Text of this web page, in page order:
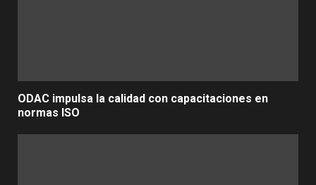
ODAC impulsa la calidad con capacitaciones en
normas ISO